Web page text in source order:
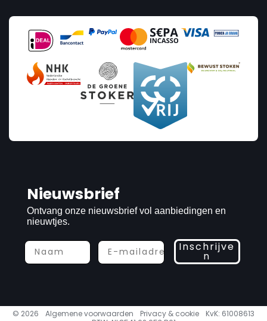
Nieuwsbrief
Ontvang onze nieuwsbrief vol aanbiedingen en
nieuwtjes.
Inschrijve
n
© 2026 Algemene voorwaarden Privacy & cookie
KvK: 61008613